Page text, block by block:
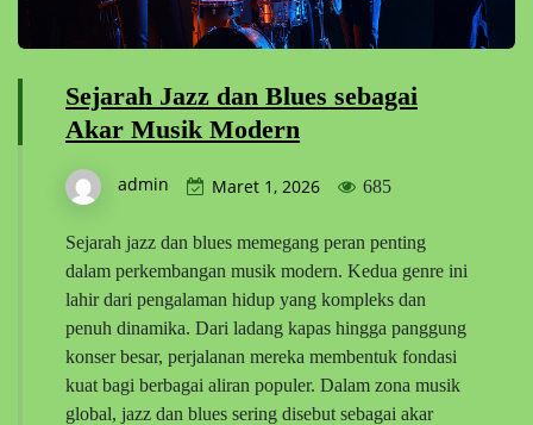
Sejarah Jazz dan Blues sebagai
Akar Musik Modern
admin Maret 1, 2026 685
Sejarah jazz dan blues memegang peran penting
dalam perkembangan musik modern. Kedua genre ini
lahir dari pengalaman hidup yang kompleks dan
penuh dinamika. Dari ladang kapas hingga panggung
konser besar, perjalanan mereka membentuk fondasi
kuat bagi berbagai aliran populer. Dalam zona musik
global, jazz dan blues sering disebut sebagai akar